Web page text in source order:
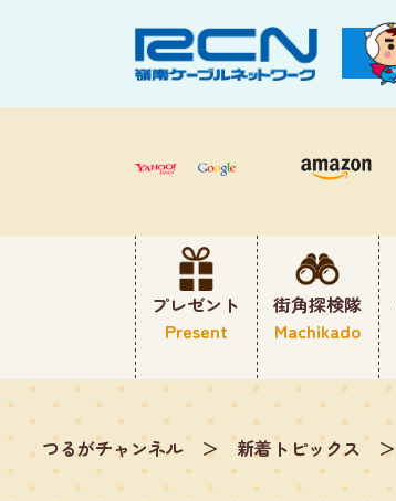
プレゼント
Present
街角探検隊
Machikado
つるがチャンネル ＞ 新着トピックス ＞